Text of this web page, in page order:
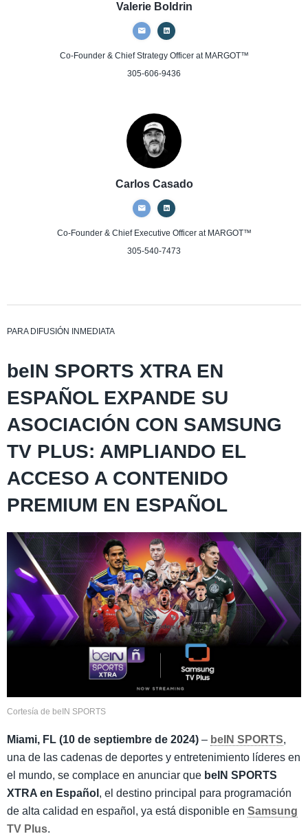
Valerie Boldrin
Co-Founder & Chief Strategy Officerat MARGOT™
305-606-9436
Carlos Casado
Co-Founder & Chief Executive Officerat MARGOT™
305-540-7473
PARA DIFUSIÓN INMEDIATA
beIN SPORTS XTRA EN
ESPAÑOL EXPANDE SU
ASOCIACIÓN CON SAMSUNG
TV PLUS: AMPLIANDO EL
ACCESO A CONTENIDO
PREMIUM EN ESPAÑOL
Cortesía de beIN SPORTS
Miami, FL (10 de septiembre de 2024) – beIN SPORTS,
una de las cadenas de deportes y entretenimiento líderes en
el mundo, se complace en anunciar que beIN SPORTS
XTRA en Español , el destino principal para programación
de alta calidad en español, ya está disponible en Samsung
TV Plus.